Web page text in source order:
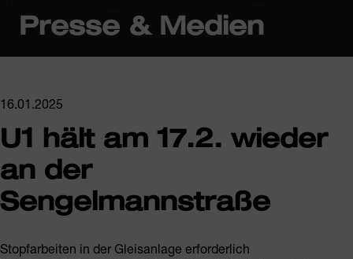
Presse & Medien
16.01.2025
U1 hält am 17.2. wieder
an der
Sengelmannstraße
Stopfarbeiten in der Gleisanlage erforderlich